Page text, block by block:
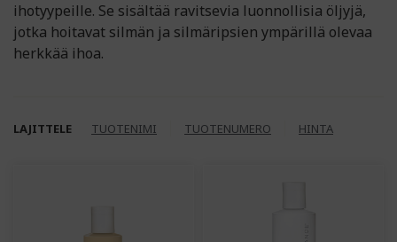
ihotyypeille. Se sisältää ravitsevia luonnollisia öljyjä,
jotka hoitavat silmän ja silmäripsien ympärillä olevaa
herkkää ihoa.
LAJITTELE TUOTENIMI TUOTENUMERO HINTA